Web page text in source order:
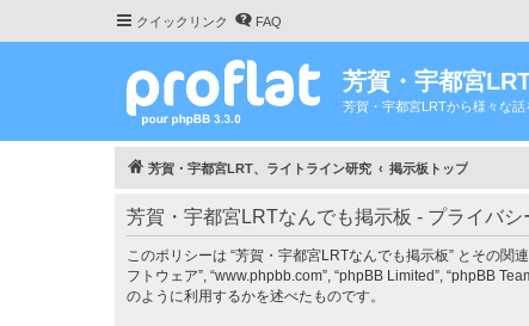
クイックリンク FAQ
芳賀・宇都宮
芳賀・宇都宮LRTから様々な話
芳賀・宇都宮LRT、ライトライン研究 掲示板トップ
芳賀・宇都宮LRTなんでも掲示板 - プライバシ
このポリシーは “芳賀・宇都宮LRTなんでも掲示板” とその関
フトウェア”, “www.phpbb.com”, “phpBB Limited”, “phpBB
のように利用するかを述べたものです。